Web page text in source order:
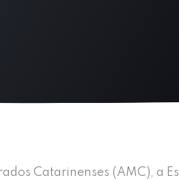
Catarinenses (AMC), a